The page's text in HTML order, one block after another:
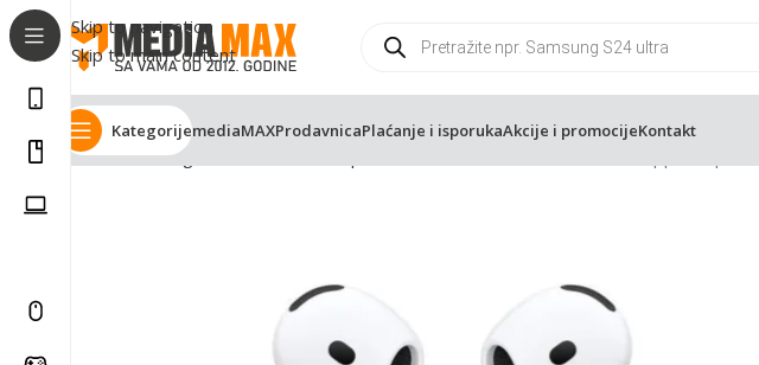
Skip to navigation
Skip to main content
KategorijemediaMAXProdavnicaPlaćanje i isporukaAkcije i promocijeKontakt
Početna Trgovina